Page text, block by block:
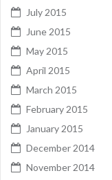
July 2015
June 2015
May 2015
April 2015
March 2015
February 2015
January 2015
December 2014
November 2014